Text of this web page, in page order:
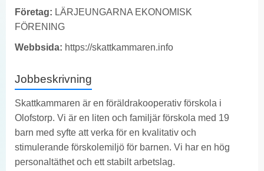
Företag: LÄRJEUNGARNA EKONOMISK
FÖRENING
Webbsida: https://skattkammaren.info
Jobbeskrivning
Skattkammaren är en föräldrakooperativ förskola i
Olofstorp. Vi är en liten och familjär förskola med 19
barn med syfte att verka för en kvalitativ och
stimulerande förskolemiljö för barnen. Vi har en hög
personaltäthet och ett stabilt arbetslag.